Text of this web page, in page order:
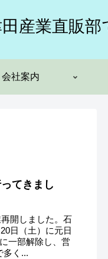
産業直販部
会社案内
てきまし
開しました。石
日（土）に元日
一部解除し、営
多く...